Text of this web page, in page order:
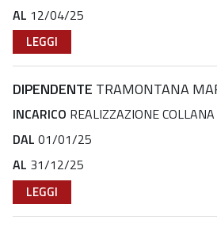
AL 12/04/25
LEGGI
DIPENDENTE TRAMONTANA
INCARICO REALIZZAZIONE COLLANA
DAL 01/01/25
AL 31/12/25
LEGGI